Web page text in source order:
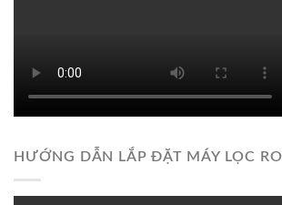
HƯỚNG DẪN LẮP ĐẶT MÁY LỌC RO